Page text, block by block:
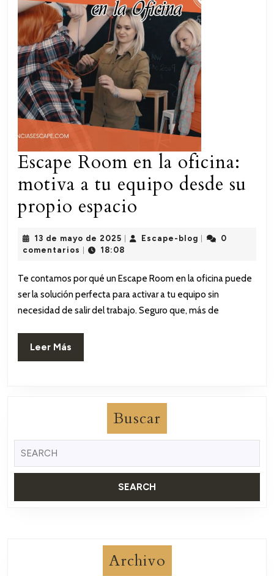
Escape Room en la oficina:
motiva a tu equipo desde su
propio espacio
la
oficina:
motiva
desde
su
propio
espacio
13 de mayo de 2025 13
de
de
2025
Escape-blog Escape-
0
comentarios
18:08
Te contamos por qué un Escape Room en la oficina puede
ser la solución perfecta para activar a tu equipo sin
necesidad de salir del trabajo. Seguro que, más de
Leer Más
Más
Buscar
Archivo